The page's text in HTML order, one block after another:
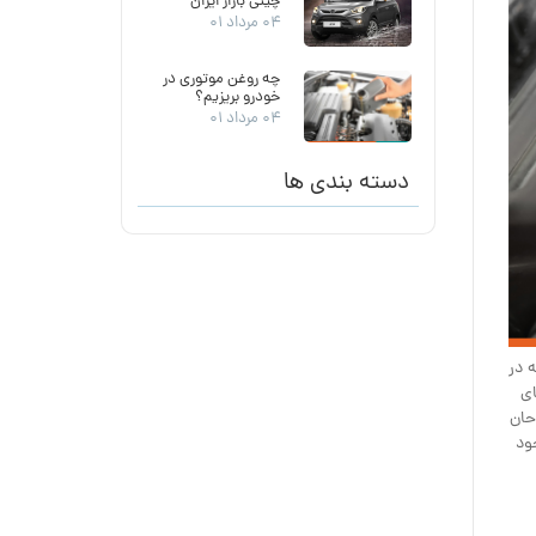
در
۰۴ مرداد ۰۱
چه روغن موتوری در
خودرو بریزیم؟
۰۴ مرداد ۰۱
دسته بندی ها